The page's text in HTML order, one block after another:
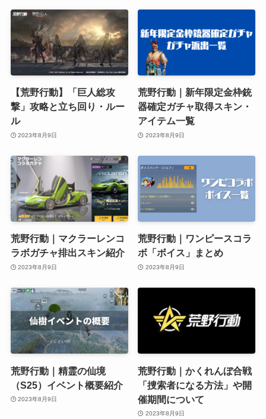
【荒野行動】「巨人総攻
撃」攻略と立ち回り・ルー
ル
2023年8月9日
荒野行動｜新年限定金枠銃
器確定ガチャ取得スキン・
アイテム一覧
2023年8月9日
荒野行動｜マクラーレンコ
ラボガチャ排出スキン紹介
2023年8月9日
荒野行動｜ワンピースコラ
ボ「ボイス」まとめ
2023年8月9日
荒野行動｜精霊の仙境
（S25）イベント概要紹介
2023年8月9日
荒野行動｜かくれんぼ合戦
「捜索者になる方法」や開
催期間について
2023年8月9日